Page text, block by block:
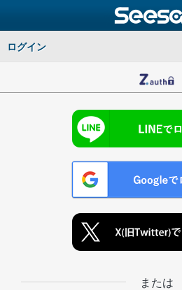
ログイン
または